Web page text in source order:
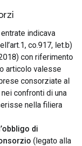
indicava
co.917, let.b)
con riferimento
articolo valesse
consorziate al
confronti di una
nella filiera
di
(legato alla